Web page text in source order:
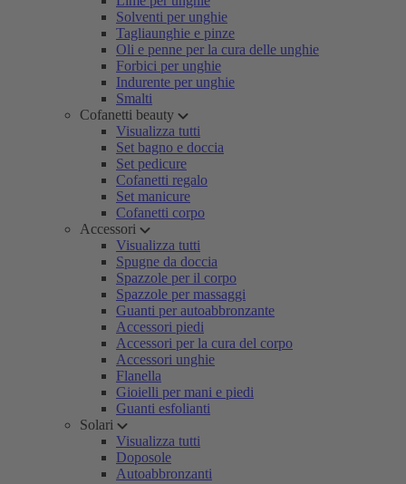
Solventi per unghie
Tagliaunghie e pinze
Oli e penne per la cura delle unghie
Forbici per unghie
Indurente per unghie
Smalti
Cofanetti beauty
Visualizza tutti
Set bagno e doccia
Set pedicure
Cofanetti regalo
Set manicure
Cofanetti corpo
Accessori
Visualizza tutti
Spugne da doccia
Spazzole per il corpo
Spazzole per massaggi
Guanti per autoabbronzante
Accessori piedi
Accessori per la cura del corpo
Accessori unghie
Flanella
Gioielli per mani e piedi
Guanti esfolianti
Solari
Visualizza tutti
Doposole
Autoabbronzanti